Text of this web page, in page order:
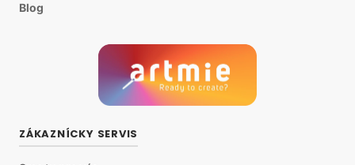
Blog
ZÁKAZNÍCKY SERVIS